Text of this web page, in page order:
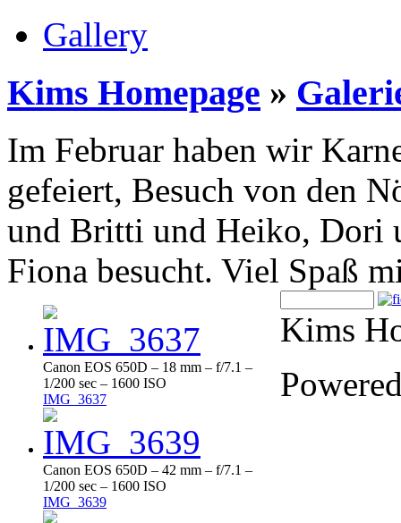
Gallery
Kims Homepage »
Im Februar haben wir
gefeiert, Besuch von den
und Britti und Heiko, Dori
Fiona besucht. Viel Spaß
Canon EOS 650D – 18 mm – f/7.1 –
1/200 sec – 1600 ISO
IMG_3637
Canon EOS 650D – 42 mm – f/7.1 –
1/200 sec – 1600 ISO
IMG_3639
Kims